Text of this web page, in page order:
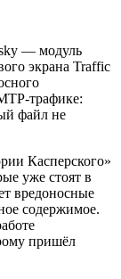
— модуль
экрана Traffic
трафике:
файл не
Касперского»
уже стоят в
вредоносные
содержимое.
пришёл